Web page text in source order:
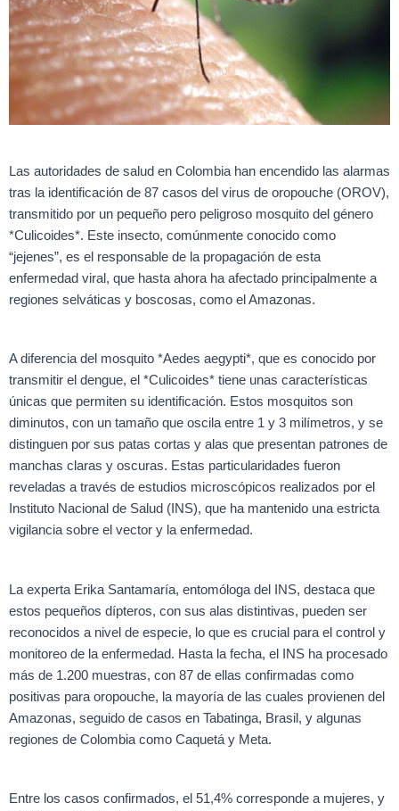
Las autoridades de salud en Colombia han encendido las alarmas
tras la identificación de 87 casos del virus de oropouche (OROV),
transmitido por un pequeño pero peligroso mosquito del género
*Culicoides*. Este insecto, comúnmente conocido como
“jejenes”, es el responsable de la propagación de esta
enfermedad viral, que hasta ahora ha afectado principalmente a
regiones selváticas y boscosas, como el Amazonas.
A diferencia del mosquito *Aedes aegypti*, que es conocido por
transmitir el dengue, el *Culicoides* tiene unas características
únicas que permiten su identificación. Estos mosquitos son
diminutos, con un tamaño que oscila entre 1 y 3 milímetros, y se
distinguen por sus patas cortas y alas que presentan patrones de
manchas claras y oscuras. Estas particularidades fueron
reveladas a través de estudios microscópicos realizados por el
Instituto Nacional de Salud (INS), que ha mantenido una estricta
vigilancia sobre el vector y la enfermedad.
La experta Erika Santamaría, entomóloga del INS, destaca que
estos pequeños dípteros, con sus alas distintivas, pueden ser
reconocidos a nivel de especie, lo que es crucial para el control y
monitoreo de la enfermedad. Hasta la fecha, el INS ha procesado
más de 1.200 muestras, con 87 de ellas confirmadas como
positivas para oropouche, la mayoría de las cuales provienen del
Amazonas, seguido de casos en Tabatinga, Brasil, y algunas
regiones de Colombia como Caquetá y Meta.
Entre los casos confirmados, el 51,4% corresponde a mujeres, y